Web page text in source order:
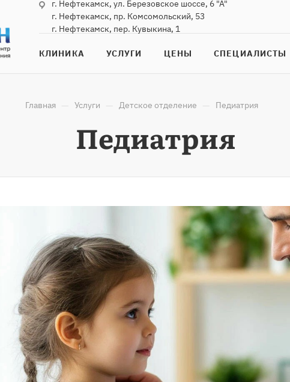
г. Нефтекамск, ул. Березовское шоссе, 6 "А"
г. Нефтекамск, пр. Комсомольский, 53
г. Нефтекамск, пер. Кувыкина, 1
КЛИНИКА УСЛУГИ ЦЕНЫ СПЕЦИАЛИСТЫ
Главная — Услуги — Детское отделение — Педиатрия
Педиатрия